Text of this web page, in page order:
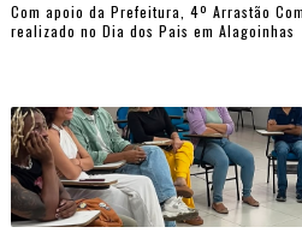
Com apoio da Prefeitura, 4º Arrastão
realizado no Dia dos Pais em Alagoinhas